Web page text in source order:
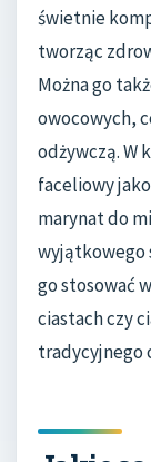
świetnie
tworząc
Można go
owocowych,
odżywczą. W
faceliowy
marynat do
wyjątkowego
go stosować
ciastach czy
tradycyjnego